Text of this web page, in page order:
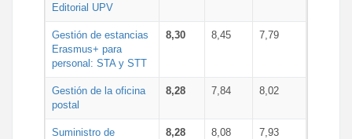
Editorial UPV
Gestión de estancias
Erasmus+ para
personal: STA y STT
8,30 8,45 7,79
Gestión de la oficina
postal
8,28 7,84 8,02
Suministro de
8,28 8,08 7,93